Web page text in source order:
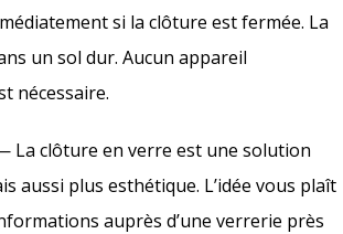
si la clôture est fermée. La
un sol dur. Aucun appareil
nécessaire.
La clôture en verre est une solution
aussi plus esthétique. L’idée vous plaît
auprès d’une verrerie près